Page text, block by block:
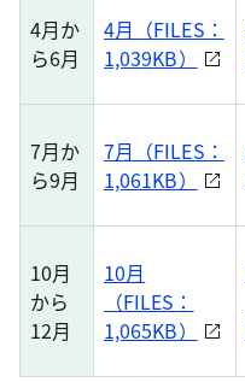
4月か
ら6月
4月（FILES：
1,039KB）
7月か
ら9月
7月（FILES：
1,061KB）
10月
から
12月
10月
（FILES：
1,065KB）